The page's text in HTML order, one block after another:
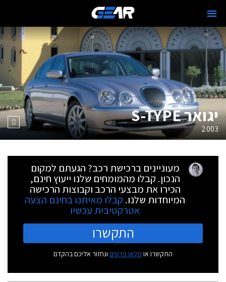
יגואר S-TYPE
2003
מעוניינים ברכישת רכב? הגעתם למקום
הנכון. קבלו מהמומחים שלנו ייעוץ חינם,
הכירו את מבצעי הרכב וקבוצות הרכישה
המיוחדות שלנו. קבלו מאיתנו בחינם הצעה
אטרקטיבית עכשיו
התקשרו
התקשרו או מלאו פרטים ונחזור אליכם בהקדם